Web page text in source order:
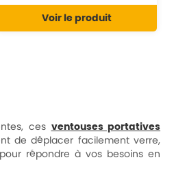
Voir le produit
ces ventouses portatives
de déplacer facilement verre,
répondre à vos besoins en